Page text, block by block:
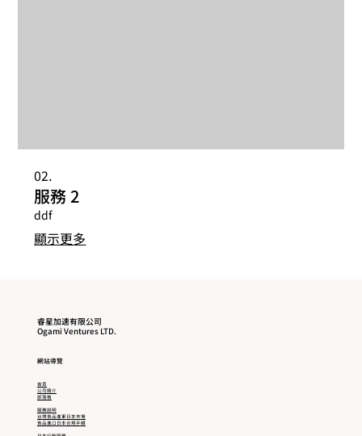
02.
服務 2
ddf
顯示更多
睿星加速有限公司
Ogami Ventures LTD.
​網站導覽
首頁
公司簡介
部落格
服務說明
台灣食品進軍日本市場
食品進口日本合規手續